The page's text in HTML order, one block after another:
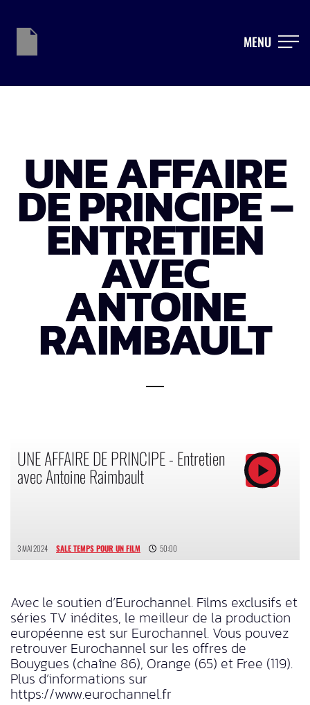
MENU
UNE AFFAIRE
DE PRINCIPE –
ENTRETIEN
AVEC
ANTOINE
RAIMBAULT
UNE AFFAIRE DE PRINCIPE - Entretien
avec Antoine Raimbault
3 MAI 2024 SALE TEMPS POUR UN FILM 50:00
Avec le soutien d’Eurochannel. Films exclusifs et
séries TV inédites, le meilleur de la production
européenne est sur Eurochannel. Vous pouvez
retrouver Eurochannel sur les offres de
Bouygues (chaîne 86), Orange (65) et Free (119).
Plus d’informations sur
https://www.eurochannel.fr